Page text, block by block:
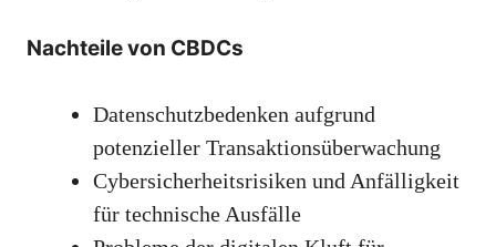
Nachteile von CBDCs
Datenschutzbedenken aufgrund
potenzieller Transaktionsüberwachung
Cybersicherheitsrisiken und Anfälligkeit
für technische Ausfälle